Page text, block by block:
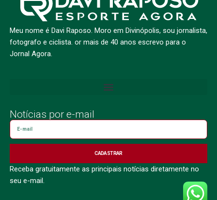
Meu nome é Davi Raposo. Moro em Divinópolis, sou jornalista,
fotografo e ciclista. or mais de 40 anos escrevo para o
Jornal Agora.
Notícias por e-mail
CADASTRAR
Receba gratuitamente as principais notícias diretamente no
seu e-mail.